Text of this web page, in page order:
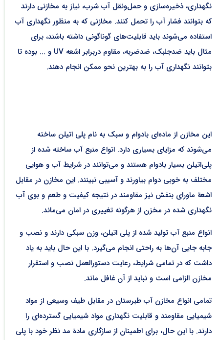
نگهداری، ذخیره‌سازی و حمل‌ونقل آب شرب، نیاز به مخازنی دارند
که بتوانند فشار آب را تحمل کنند. مخازنی که به منظور نگهداری آب
استفاده می‌شوند باید قابلیت‌های گوناگونی داشته باشند، برای
مثال باید ضدجلبک، ضدضربه، مقاوم دربرابر اشعه UV و ... بوده تا
بتوانند نگهداری آب را به بهترین نحو ممکن انجام دهند.
این مخازن از ماده‌ای بادوام و سبک به نام پلی اتیلن ساخته
می‌شوند که مزایای بسیاری دارد. انواع منبع آب ساخته شده از
پلی‌اتیلن بسیار بادوام هستند و می‌توانند در شرایط آب و هوایی
مختلف به خوبی دوام بیاورند و آسیبی نبینند. این مخازن در مقابل
اشعۀ ماورای بنفش نیز مقاومند در نتیجه کیفیت و طعم و بوی آب
نگهداری شده در مخزن از هرگونه تغییری در امان می‌ماند.
انواع منبع آب تولید شده از پلی اتیلن، وزن سبکی دارند و نصب و
جابه جایی آن‌ها به راحتی انجام می‌گیرد. با این حال باید به یاد
داشت که در تمامی شرایط، رعایت دستورالعمل نصب و استقرار
مخازن الزامی است و نباید از آن غافل ماند.
تمامی انواع مخازن آب طبرستان در مقابل طیف وسیعی از مواد
شیمیایی مقاومند و قابلیت نگهداری مواد شیمیایی گسترده‌ای را
دارند. با این حال، برای اطمینان از سازگاری مادۀ مد نظر خود با پلی